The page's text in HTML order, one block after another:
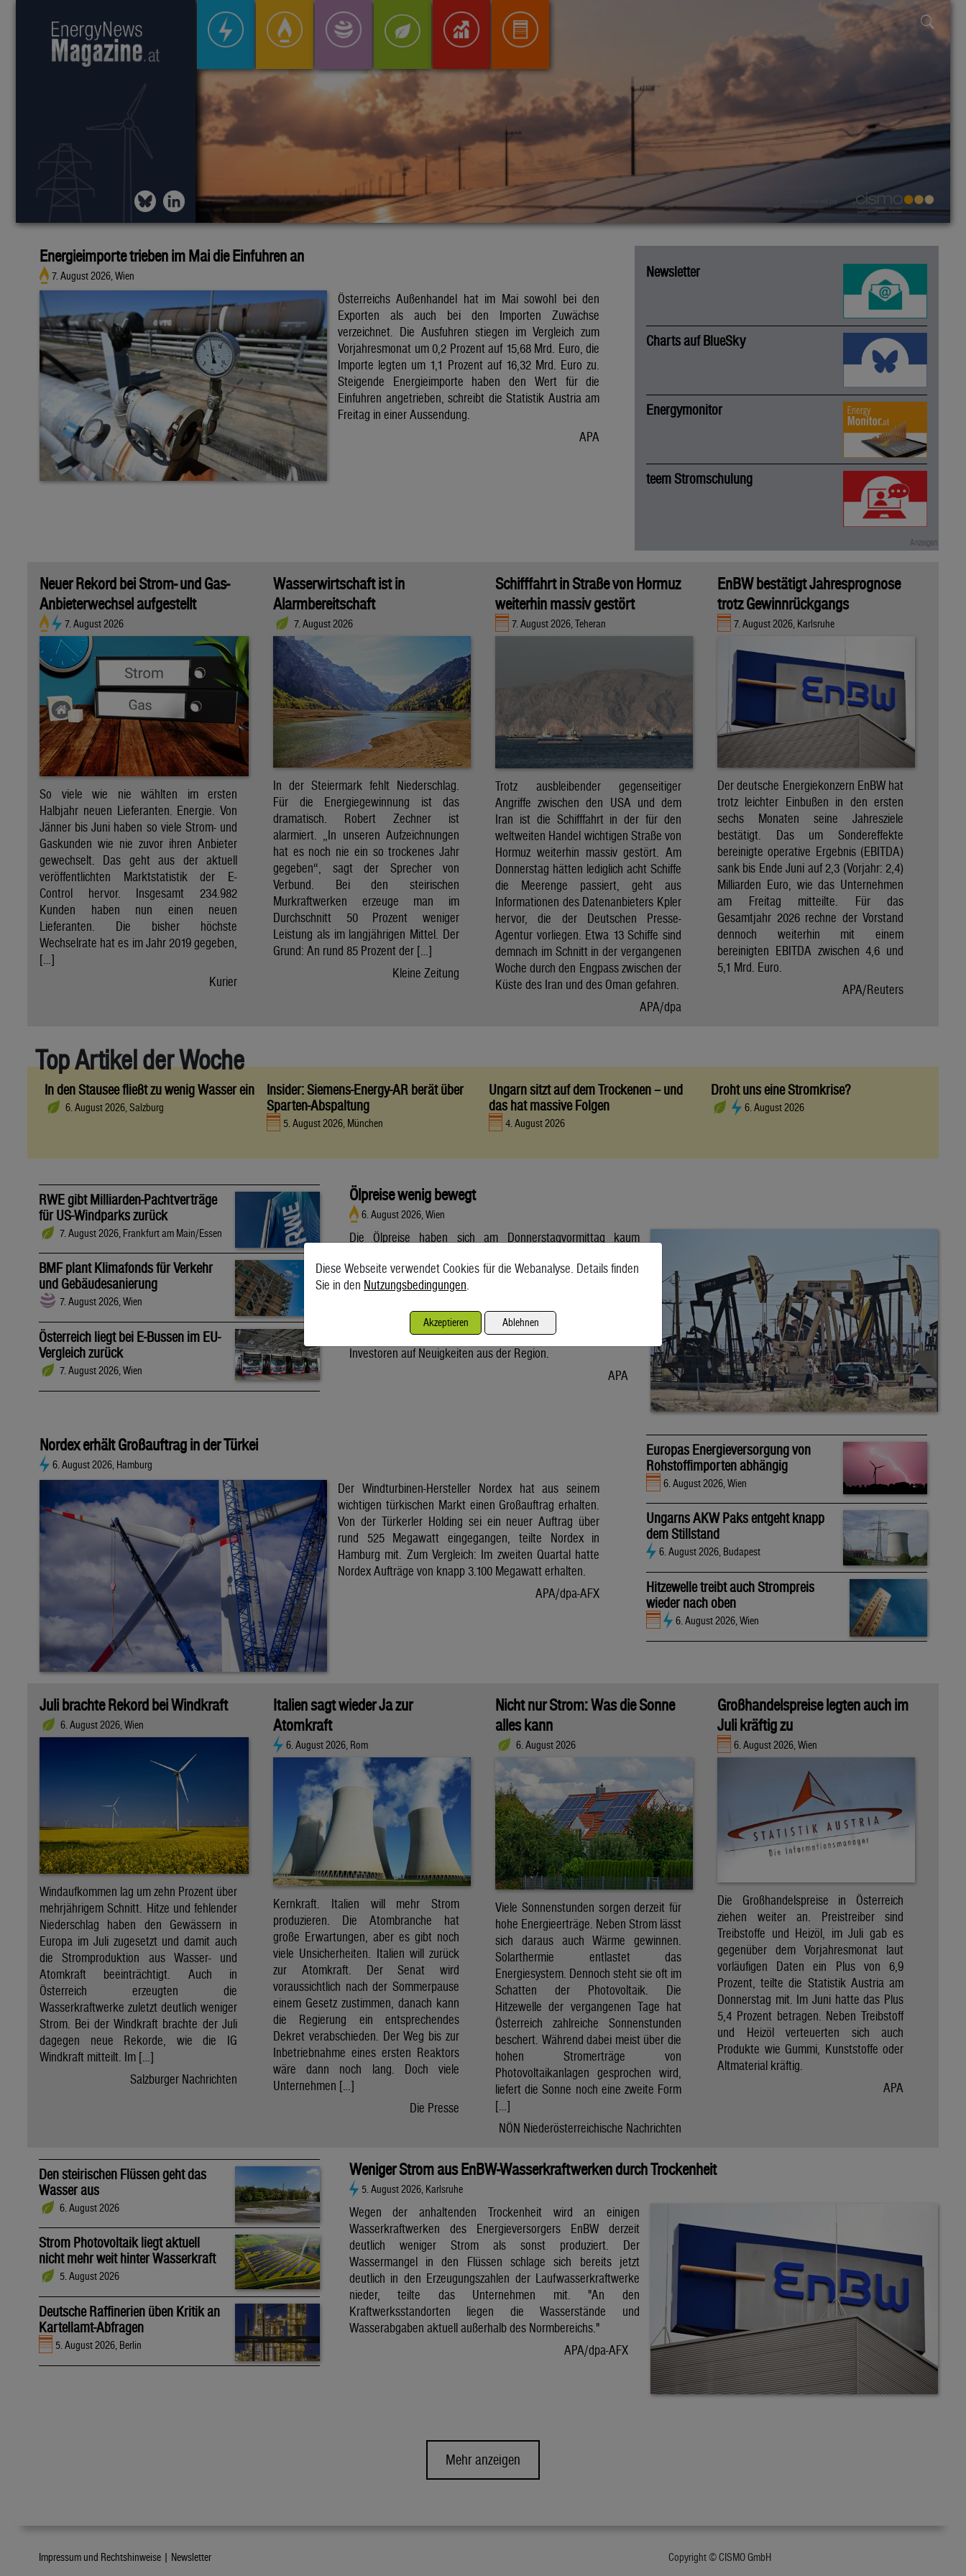
Energieimporte trieben im Mai die Einfuhren an
7. August 2026, Wien
Österreichs Außenhandel hat im Mai sowohl bei den
Exporten als auch bei den Importen Zuwächse
verzeichnet. Die Ausfuhren stiegen im Vergleich zum
Vorjahresmonat um 0,2 Prozent auf 15,68 Mrd. Euro, die
Importe legten um 1,1 Prozent auf 16,32 Mrd. Euro zu.
Steigende Energieimporte haben den Wert für die
Einfuhren angetrieben, schreibt die Statistik Austria am
Freitag in einer Aussendung.
APA
Newsletter
Charts auf BlueSky
Energymonitor
teem Stromschulung
Neuer Rekord bei Strom- und Gas-
Anbieterwechsel aufgestellt
7. August 2026
So viele wie nie wählten im ersten
Halbjahr neuen Lieferanten. Energie. Von
Jänner bis Juni haben so viele Strom- und
Gaskunden wie nie zuvor ihren Anbieter
gewechselt. Das geht aus der aktuell
veröffentlichten Marktstatistik der E-
Control hervor. Insgesamt 234.982
Kunden haben nun einen neuen
Lieferanten. Die bisher höchste
Wechselrate hat es im Jahr 2019 gegeben,
[…]
Kurier
Wasserwirtschaft ist in
Alarmbereitschaft
7. August 2026
In der Steiermark fehlt Niederschlag.
Für die Energiegewinnung ist das
dramatisch. Robert Zechner ist
alarmiert. „In unseren Aufzeichnungen
hat es noch nie ein so trockenes Jahr
gegeben“, sagt der Sprecher von
Verbund. Bei den steirischen
Murkraftwerken erzeuge man im
Durchschnitt 50 Prozent weniger
Leistung als im langjährigen Mittel. Der
Grund: An rund 85 Prozent der […]
Kleine Zeitung
Schifffahrt in Straße von Hormuz
weiterhin massiv gestört
7. August 2026, Teheran
Trotz ausbleibender gegenseitiger
Angriffe zwischen den USA und dem
Iran ist die Schifffahrt in der für den
weltweiten Handel wichtigen Straße von
Hormuz weiterhin massiv gestört. Am
Donnerstag hätten lediglich acht Schiffe
die Meerenge passiert, geht aus
Informationen des Datenanbieters Kpler
hervor, die der Deutschen Presse-
Agentur vorliegen. Etwa 13 Schiffe sind
demnach im Schnitt in der vergangenen
Woche durch den Engpass zwischen der
Küste des Iran und des Oman gefahren.
APA/dpa
EnBW bestätigt Jahresprognose
trotz Gewinnrückgangs
7. August 2026, Karlsruhe
Der deutsche Energiekonzern EnBW hat
trotz leichter Einbußen in den ersten
sechs Monaten seine Jahresziele
bestätigt. Das um Sondereffekte
bereinigte operative Ergebnis (EBITDA)
sank bis Ende Juni auf 2,3 (Vorjahr: 2,4)
Milliarden Euro, wie das Unternehmen
am Freitag mitteilte. Für das
Gesamtjahr 2026 rechne der Vorstand
dennoch weiterhin mit einem
bereinigten EBITDA zwischen 4,6 und
5,1 Mrd. Euro.
APA/Reuters
Top Artikel der Woche
In den Stausee fließt zu wenig Wasser ein
6. August 2026, Salzburg
Insider: Siemens-Energy-AR berät über
Sparten-Abspaltung
5. August 2026, München
Ungarn sitzt auf dem Trockenen – und
das hat massive Folgen
4. August 2026
Droht uns eine Stromkrise?
6. August 2026
RWE gibt Milliarden-Pachtverträge
für US-Windparks zurück
7. August 2026, Frankfurt am Main/Essen
BMF plant Klimafonds für Verkehr
und Gebäudesanierung
7. August 2026, Wien
Österreich liegt bei E-Bussen im EU-
Vergleich zurück
7. August 2026, Wien
Ölpreise wenig bewegt
6. August 2026, Wien
Die Ölpreise haben sich am Donnerstagvormittag kaum
Brent aus der Nordsee mit Lieferung Oktober kostete am
Vormittag 79,75 US-Dollar und damit 0,4 Prozent mehr als am
80 Dollar. Unter diese ist er am Dienstag wegen der Hoffnung
auf eine Lösung im Iran-Krieg gesunken. Seitdem warten
Investoren auf Neuigkeiten aus der Region.
APA
Nordex erhält Großauftrag in der Türkei
6. August 2026, Hamburg
Der Windturbinen-Hersteller Nordex hat aus seinem
wichtigen türkischen Markt einen Großauftrag erhalten.
Von der Türkerler Holding sei ein neuer Auftrag über
rund 525 Megawatt eingegangen, teilte Nordex in
Hamburg mit. Zum Vergleich: Im zweiten Quartal hatte
Nordex Aufträge von knapp 3.100 Megawatt erhalten.
APA/dpa-AFX
Europas Energieversorgung von
Rohstoffimporten abhängig
6. August 2026, Wien
Ungarns AKW Paks entgeht knapp
dem Stillstand
6. August 2026, Budapest
Hitzewelle treibt auch Strompreis
wieder nach oben
6. August 2026, Wien
Juli brachte Rekord bei Windkraft
6. August 2026, Wien
Windaufkommen lag um zehn Prozent über
mehrjährigem Schnitt. Hitze und fehlender
Niederschlag haben den Gewässern in
Europa im Juli zugesetzt und damit auch
die Stromproduktion aus Wasser- und
Atomkraft beeinträchtigt. Auch in
Österreich erzeugten die
Wasserkraftwerke zuletzt deutlich weniger
Strom. Bei der Windkraft brachte der Juli
dagegen neue Rekorde, wie die IG
Windkraft mitteilt. Im […]
Salzburger Nachrichten
Italien sagt wieder Ja zur
Atomkraft
6. August 2026, Rom
Kernkraft. Italien will mehr Strom
produzieren. Die Atombranche hat
große Erwartungen, aber es gibt noch
viele Unsicherheiten. Italien will zurück
zur Atomkraft. Der Senat wird
voraussichtlich nach der Sommerpause
einem Gesetz zustimmen, danach kann
die Regierung ein entsprechendes
Dekret verabschieden. Der Weg bis zur
Inbetriebnahme eines ersten Reaktors
wäre dann noch lang. Doch viele
Unternehmen […]
Die Presse
Nicht nur Strom: Was die Sonne
alles kann
6. August 2026
Viele Sonnenstunden sorgen derzeit für
hohe Energieerträge. Neben Strom lässt
sich daraus auch Wärme gewinnen.
Solarthermie entlastet das
Energiesystem. Dennoch steht sie oft im
Schatten der Photovoltaik. Die
Hitzewelle der vergangenen Tage hat
Österreich zahlreiche Sonnenstunden
beschert. Während dabei meist über die
hohen Stromerträge von
Photovoltaikanlagen gesprochen wird,
liefert die Sonne noch eine zweite Form
[…]
NÖN Niederösterreichische Nachrichten
Großhandelspreise legten auch im
Juli kräftig zu
6. August 2026, Wien
Die Großhandelspreise in Österreich
ziehen weiter an. Preistreiber sind
Treibstoffe und Heizöl, im Juli gab es
gegenüber dem Vorjahresmonat laut
vorläufigen Daten ein Plus von 6,9
Prozent, teilte die Statistik Austria am
Donnerstag mit. Im Juni hatte das Plus
5,4 Prozent betragen. Neben Treibstoff
und Heizöl verteuerten sich auch
Produkte wie Gummi, Kunststoffe oder
Altmaterial kräftig.
APA
Den steirischen Flüssen geht das
Wasser aus
6. August 2026
Strom Photovoltaik liegt aktuell
nicht mehr weit hinter Wasserkraft
5. August 2026
Deutsche Raffinerien üben Kritik an
Kartellamt-Abfragen
5. August 2026, Berlin
Weniger Strom aus EnBW-Wasserkraftwerken durch Trockenheit
5. August 2026, Karlsruhe
Wegen der anhaltenden Trockenheit wird an einigen
Wasserkraftwerken des Energieversorgers EnBW derzeit
deutlich weniger Strom als sonst produziert. Der
Wassermangel in den Flüssen schlage sich bereits jetzt
deutlich in den Erzeugungszahlen der Laufwasserkraftwerke
nieder, teilte das Unternehmen mit. "An den
Kraftwerksstandorten liegen die Wasserstände und
Wasserabgaben aktuell außerhalb des Normbereichs."
APA/dpa-AFX
Mehr anzeigen
Impressum und Rechtshinweise | Newsletter Copyright © CISMO GmbH
Diese Webseite verwendet Cookies für die Webanalyse. Details finden
Sie in den Nutzungsbedingungen.
Akzeptieren Ablehnen